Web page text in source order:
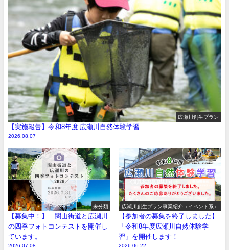
広瀬川創生プラン
【実施報告】令和8年度 広瀬川自然体験学習
2026.08.07
未分類
【募集中！】 関山街道と広瀬川
の四季フォトコンテストを開催し
ています。
2026.07.08
広瀬川創生プラン事業紹介（イベント系）
【参加者の募集を終了しました】
「令和8年度広瀬川自然体験学
習」を開催します！
2026.06.22